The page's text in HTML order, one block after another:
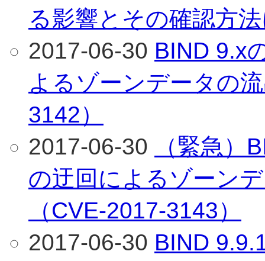
る影響とその確認方
2017-06-30 BIND 9.x
よるゾーンデータの
3142）
2017-06-30
（緊急）
の迂回によるゾーン
（CVE-2017-3143）
2017-06-30 BIND